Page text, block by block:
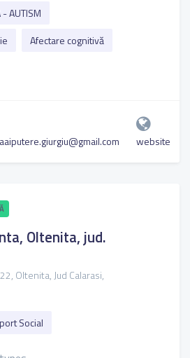
- AUTISM
Afectare cognitivă
website
Oltenita, jud.
Oltenita, Jud Calarasi,
Social